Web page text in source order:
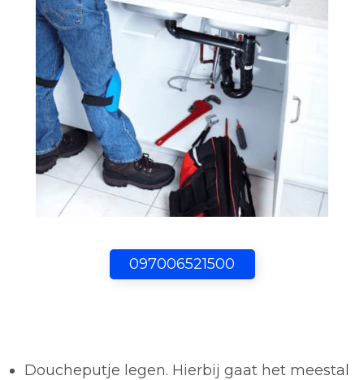
097006521500
Doucheputje legen. Hierbij gaat het meestal